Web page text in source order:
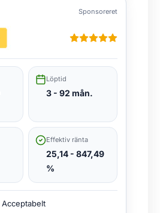
Sponsoreret
Löptid
3 - 92 mån.
Effektiv ränta
25,14 - 847,49
%